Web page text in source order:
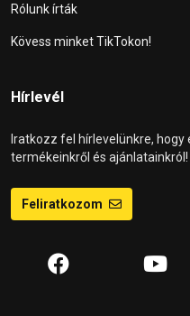
Rólunk írták
Kövess minket TikTokon!
Hírlevél
Iratkozz fel hírlevelünkre,
termékeinkről és ajánlatainkról!
Feliratkozom